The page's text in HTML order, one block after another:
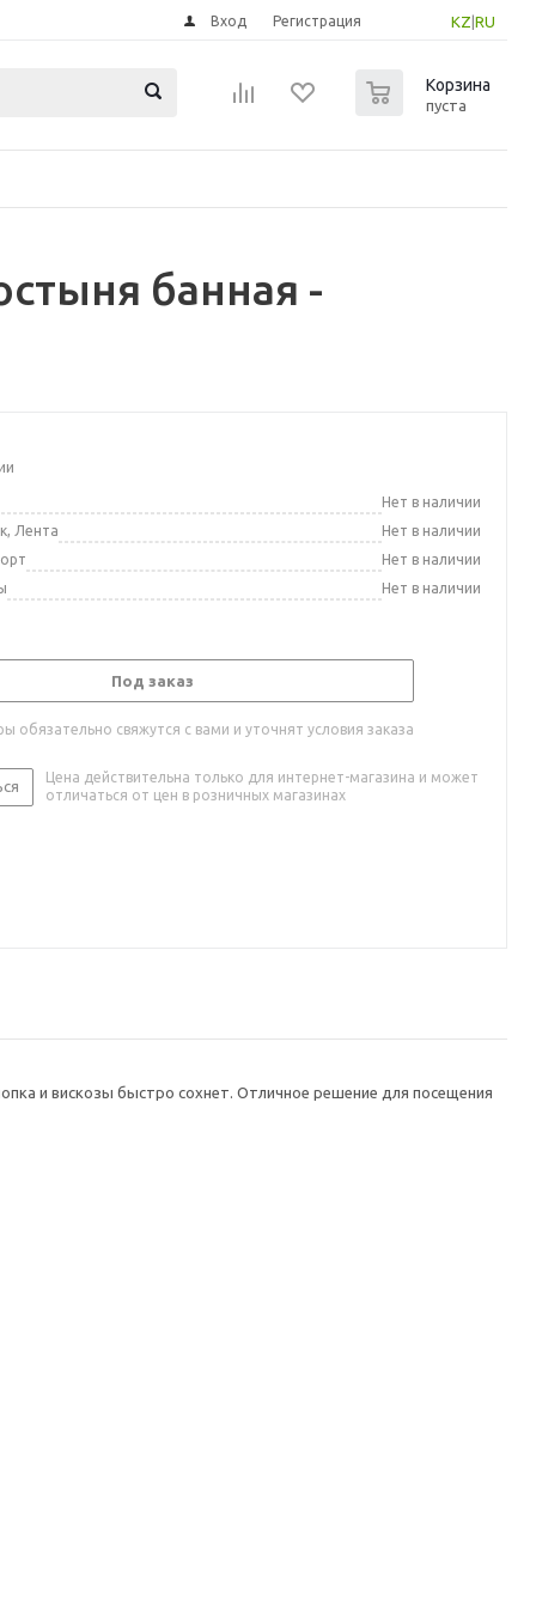
KZ RU
Вход Регистрация
Корзина
пуста
банная -
Нет в наличии
Лента
Нет в наличии
Нет в наличии
Нет в наличии
Под заказ
обязательно свяжутся с вами и уточнят условия заказа
Цена действительна только для интернет-магазина и может
отличаться от цен в розничных магазинах
и вискозы быстро сохнет. Отличное решение для посещения